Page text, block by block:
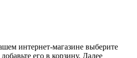
интернет-магазине выберите
его в корзину. Далее